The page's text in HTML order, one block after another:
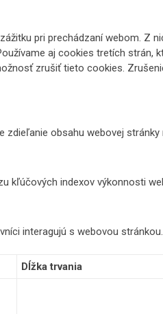
pri prechádzaní webom.
aj cookies tretích
zrušiť tieto cookies.
zdieľanie obsahu webovej
kľúčových indexov výkonnosti
interagujú s webovou
Dĺžka trvania